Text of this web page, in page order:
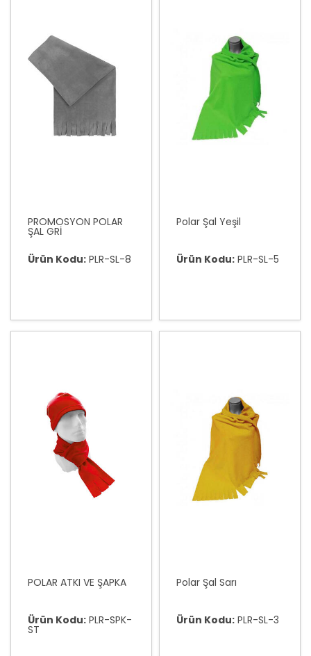
PROMOSYON POLAR
ŞAL GRİ
Ürün Kodu: PLR-SL-8
Polar Şal Yeşil
Ürün Kodu: PLR-SL-5
POLAR ATKI VE ŞAPKA
Ürün Kodu: PLR-SPK-
ST
Polar Şal Sarı
Ürün Kodu: PLR-SL-3